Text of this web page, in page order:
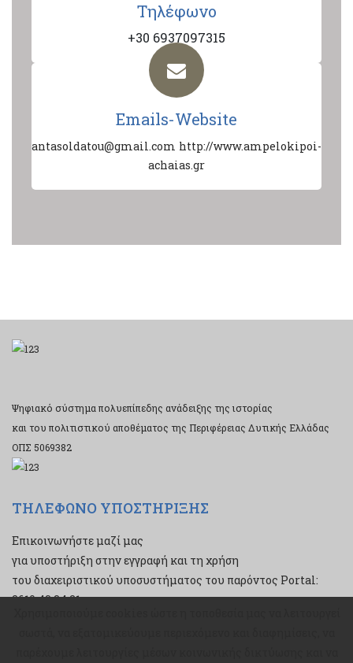
Τηλέφωνο
+30 6937097315
Emails-Website
antasoldatou@gmail.com http://www.ampelokipoi-
achaias.gr
Ψηφιακό σύστημα πολυεπίπεδης ανάδειξης της ιστορίας
και του πολιτιστικού αποθέματος της Περιφέρειας Δυτικής Ελλάδας
ΟΠΣ 5069382
ΤΗΛΕΦΩΝΟ ΥΠΟΣΤΗΡΙΞΗΣ
Επικοινωνήστε μαζί μας
για υποστήριξη στην εγγραφή και τη χρήση
του διαχειριστικού υποσυστήματος του παρόντος Portal:
2610 43 34 21